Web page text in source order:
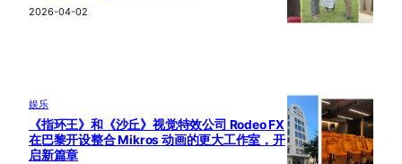
2026-04-02
娱乐
《指环王》和《沙丘》视觉特效公司 Rodeo FX
在巴黎开设整合 Mikros 动画的更大工作室，开
启新篇章